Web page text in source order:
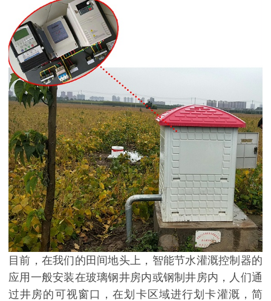
目前，在我们的田间地头上，智能节水灌溉控制器的
应用一般安装在玻璃钢井房内或钢制井房内，人们通
过井房的可视窗口，在划卡区域进行划卡灌溉，简